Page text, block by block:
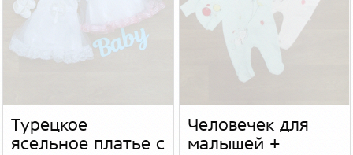
Турецкое
ясельное платье с
Человечек для
малышей +